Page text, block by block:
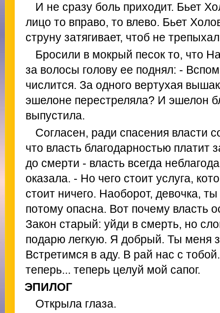
И не сразу боль приходит. Бьет
лицо то вправо, то влево. Бьет
струну затягивает, чтоб не
Бросили в мокрый песок то, что
за волосы голову ее поднял: -
числится. За одного вертухая
эшелоне перестреляла? И эшелон
выпустила.
Согласен, ради спасения власти
что власть благодарностью платит
до смерти - власть всегда
оказала. - Но чего стоит услуга,
стоит ничего. Наоборот, девочка,
потому опасна. Вот почему власть
Закон старый: уйди в смерть, но
подарю легкую. Я добрый. Ты меня
Встретимся в аду. В рай нас с
теперь... теперь целуй мой сапог.
ЭПИЛОГ
Открыла глаза.